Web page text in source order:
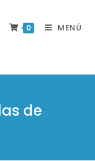
0 MENÚ
de